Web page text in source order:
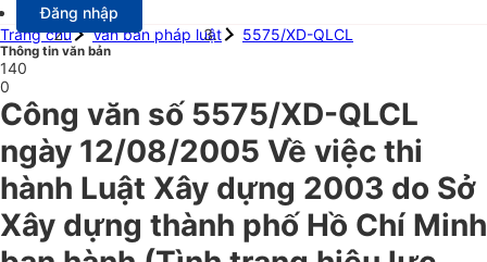
Đăng nhập
Trang chủ
Văn bản pháp luật 5575/XD-QLCL
Thông tin văn bản
140
0
Công văn số 5575/XD-QLCL
ngày 12/08/2005 Về việc thi
hành Luật Xây dựng 2003 do Sở
Xây dựng thành phố Hồ Chí Minh